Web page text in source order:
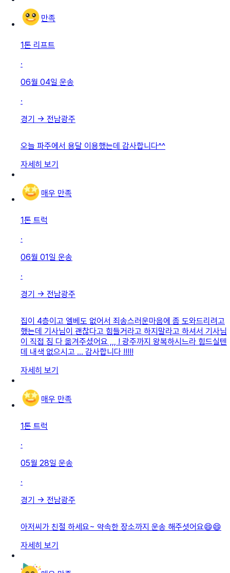
만족
1톤 리프트
·
06월 04일 운송
·
경기 → 전남광주
오늘 파주에서 용달 이용했는데 감사합니다^^
자세히 보기
매우 만족
1톤 트럭
·
06월 01일 운송
·
경기 → 전남광주
집이 4층이고 엘베도 없어서 죄송스러운마음에 좀 도와드리려고
했는데 기사님이 괜찮다고 힘들거라고 하지말라고 하셔서 기사님
이 직접 짐 다 옮겨주셨어요 ,,, ! 광주까지 왕복하시느라 힘드실텐
데 내색 없으시고 … 감사합니다 !!!!!
자세히 보기
매우 만족
1톤 트럭
·
05월 28일 운송
·
경기 → 전남광주
아저씨가 친절 하세요~ 약속한 장소까지 운송 해주셧어요😄😄
자세히 보기